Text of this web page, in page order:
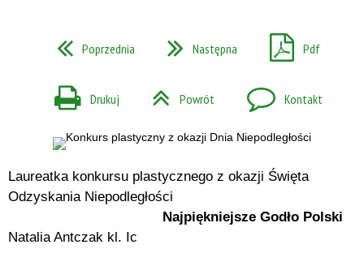
Poprzednia Następna Pdf
Drukuj Powrót Kontakt
Laureatka konkursu plastycznego z okazji Święta
Odzyskania Niepodległości
Najpiękniejsze Godło Polski
Natalia Antczak kl. Ic